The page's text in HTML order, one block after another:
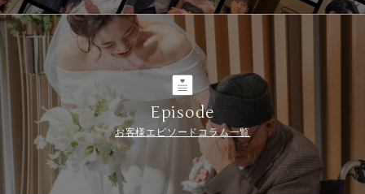
Episode
お客様エピソードコラム一覧